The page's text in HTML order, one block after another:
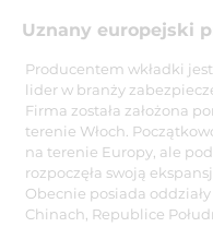
Uznany europejski
Producentem wkładki
lider w branży
Firma została założona
terenie Włoch.
na terenie Europy, ale
rozpoczęła swoją
Obecnie posiada
Chinach, Republice